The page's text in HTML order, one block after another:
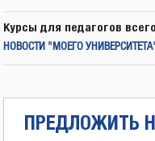
Курсы для педагогов
НОВОСТИ "МОЕГО
ПРЕДЛОЖИТЬ